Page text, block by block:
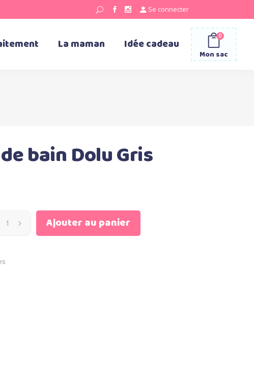
Se connecter
La maman Idée cadeau
Mon sac
0
bain Dolu Gris
Ajouter au panier